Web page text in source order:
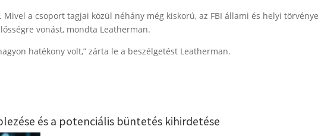
a csoport tagjai közül néhány még kiskorú, az FBI állami és helyi
vonást, mondta Leatherman.
hatékony volt,” zárta le a beszélgetést Leatherman.
és a potenciális büntetés kihirdetése